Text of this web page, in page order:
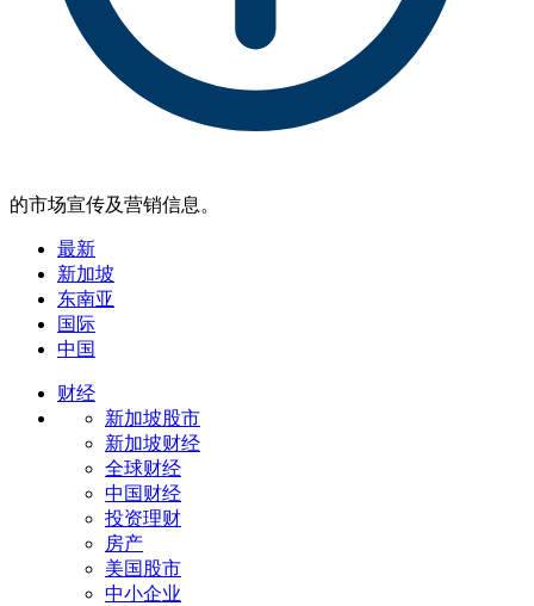
的市场宣传及营销信息。
最新
新加坡
东南亚
国际
中国
财经
新加坡股市
新加坡财经
全球财经
中国财经
投资理财
房产
美国股市
中小企业